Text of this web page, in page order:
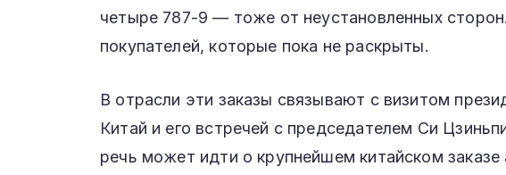
четыре 787-9 — тоже от неустановленных
покупателей, которые пока не раскрыты.
В отрасли эти заказы связывают с визитом
Китай и его встречей с председателем Си
речь может идти о крупнейшем китайском заказе